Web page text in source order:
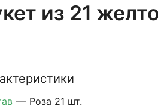
из 21
— Роза 21 шт.